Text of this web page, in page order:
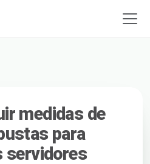
medidas de
para
servidores